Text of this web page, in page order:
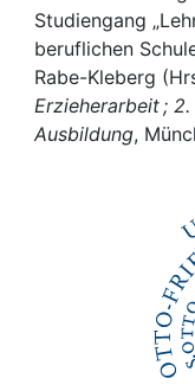
Help
Studiengang
beruflichen
Rabe-Kleberg
Erzieherarbeit ;
Ausbildung,